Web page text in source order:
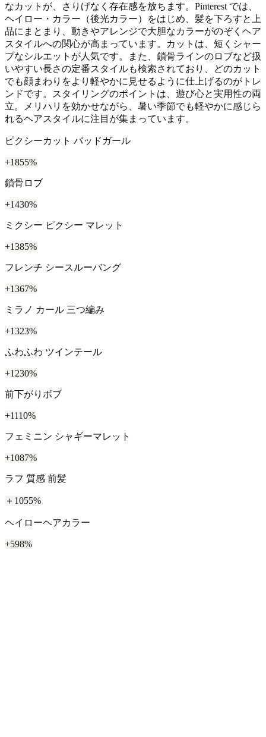
なカットが、さりげなく存在感を放ちます。Pinterest では、
ヘイロー・カラー（後光カラー）をはじめ、髪を下ろすと上
品にまとまり、動きやアレンジで大胆なカラーがのぞくヘア
スタイルへの関心が高まっています。カットは、短くシャー
プなシルエットが人気です。また、鎖骨ラインのロブなど扱
いやすい長さの定番スタイルも検索されており、どのカット
でも顔まわりをより軽やかに見せるように仕上げるのがトレ
ンドです。スタイリングのポイントは、遊び心と実用性の両
立。メリハリを効かせながら、暑い季節でも軽やかに感じら
れるヘアスタイルに注目が集まっています。
ピクシーカット バッドガール
+1855%
鎖骨ロブ
+1430%
ミクシー ピクシー マレット
+1385%
フレンチ シースルーバング
+1367%
ミラノ カール 三つ編み
+1323%
ふわふわ ツインテール
+1230%
前下がりボブ
+1110%
フェミニン シャギーマレット
+1087%
ラフ 質感 前髪
＋1055%
ヘイローヘアカラー
+598%